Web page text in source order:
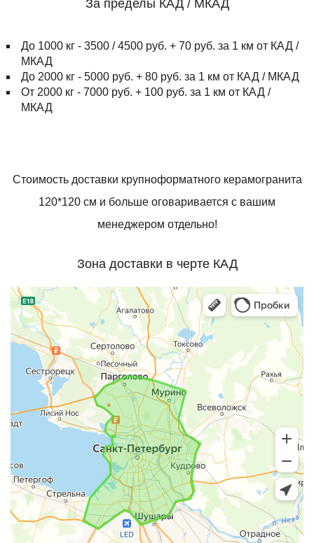
За пределы КАД / МКАД
До 1000 кг - 3500 / 4500 руб. + 70 руб. за 1 км от КАД /
МКАД
До 2000 кг - 5000 руб. + 80 руб. за 1 км от КАД / МКАД
От 2000 кг - 7000 руб. + 100 руб. за 1 км от КАД /
МКАД
Стоимость доставки крупноформатного керамогранита
120*120 см и больше оговаривается с вашим
менеджером отдельно!
Зона доставки в черте КАД